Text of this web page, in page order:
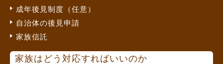
成年後見制度（任意）
自治体の後見申請
家族信託
家族はどう対応すればいいのか